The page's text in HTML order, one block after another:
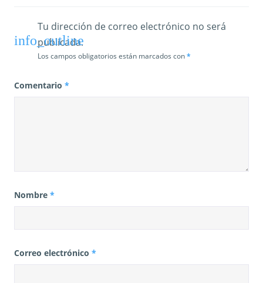
Tu dirección de correo electrónico no será
publicada.
Los campos obligatorios están marcados con*
Comentario *
Nombre *
Correo electrónico *